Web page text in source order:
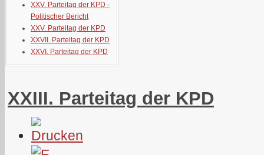
XXV. Parteitag der KPD -
Politischer Bericht
XXV. Parteitag der KPD
XXVII. Parteitag der KPD
XXVI. Parteitag der KPD
XXIII. Parteitag der KPD